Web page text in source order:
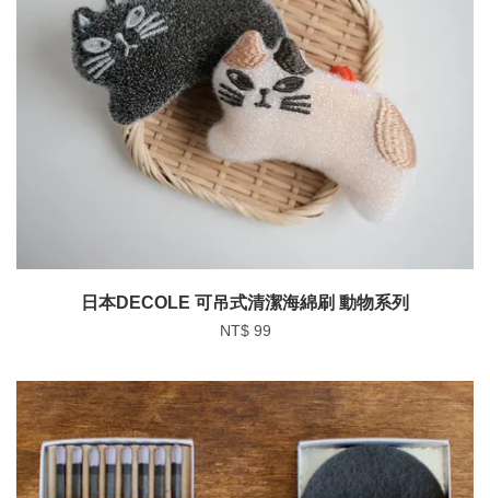
日本DECOLE 可吊式清潔海綿刷 動物系列
NT$ 99